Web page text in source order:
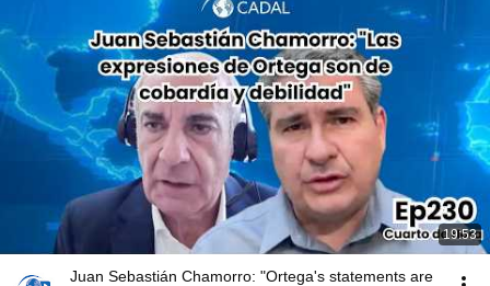
19:53
Juan Sebastián Chamorro: "Ortega's statements are